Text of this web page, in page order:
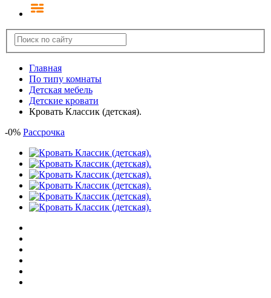
Главная
По типу комнаты
Детская мебель
Детские кровати
Кровать Классик (детская).
-0% Рассрочка